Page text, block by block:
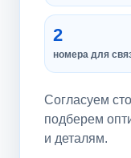
2
номера для
Согласуем
подберем
и деталям.